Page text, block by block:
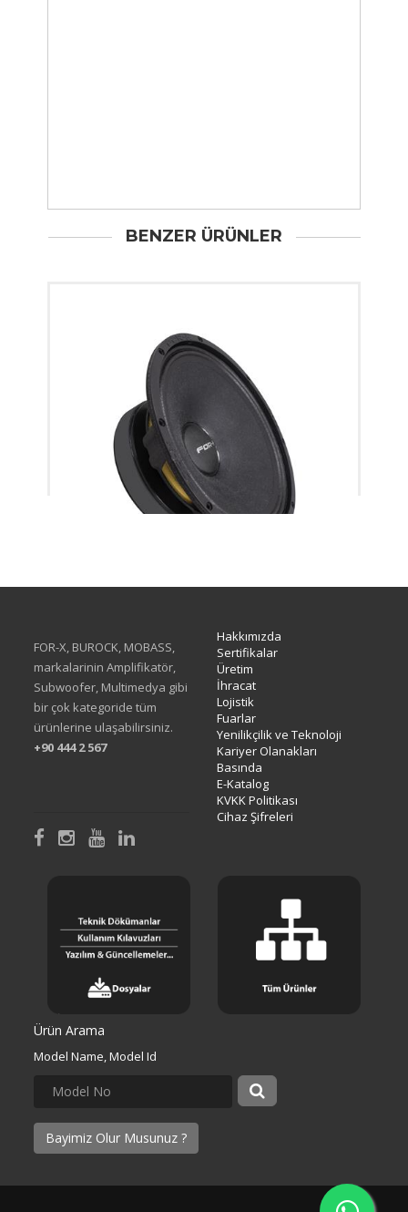
BENZER ÜRÜNLER
FOR-X, BUROCK, MOBASS,
markalarinin Amplifikatör,
Subwoofer, Multimedya gibi
bir çok kategoride tüm
ürünlerine ulaşabilirsiniz.
+90 444 2 567
Hakkımızda
Sertifikalar
Üretim
İhracat
Lojistik
Fuarlar
Yenilikçilik ve Teknoloji
Kariyer Olanakları
Basında
E-Katalog
KVKK Politikası
Cihaz Şifreleri
Ürün Arama
Model Name, Model Id
Bayimiz Olur Musunuz ?